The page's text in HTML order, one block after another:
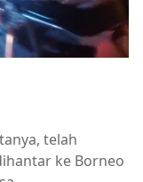
telah
ke Borneo